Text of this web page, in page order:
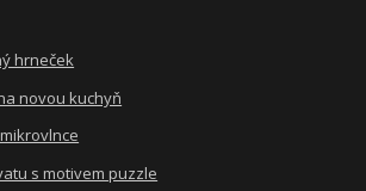
hrneček
novou kuchyň
s motivem puzzle